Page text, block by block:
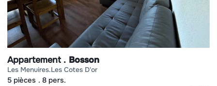
Appartement Bosson
les menuires les cotes d'or
5 pièces 8 pers.